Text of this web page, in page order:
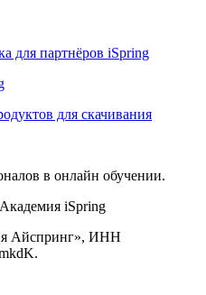
для партнёров iSpring
для скачивания
в онлайн обучении.
iSpring
Айспринг», ИНН